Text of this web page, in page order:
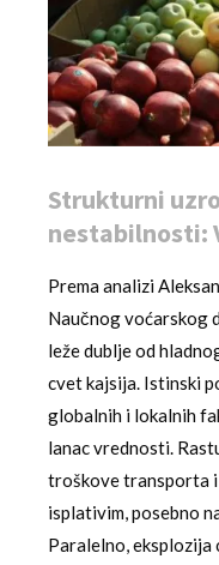
Strukturni
nestabilnosti:
Prema analizi
Naučnog voćarskog
leže dublje od
cvet kajsija. Istinski
globalnih i lokalnih
lanac vrednosti.
troškove transporta
isplativim, posebno
Paralelno, eksplozija